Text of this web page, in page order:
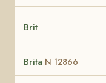
Brit
Brita N 12866